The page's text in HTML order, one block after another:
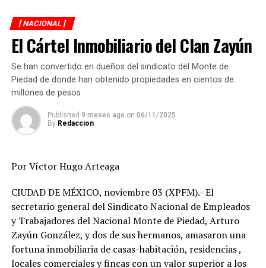
Asimismo, sostuvo que se han constituido redes
criminales.
“Ayer más de 300 migrantes eran llevados en tres
tractocamiones que los pone en riesgo en su salud”,
señaló.
Laura Elena Carrillo, de la Secretaría de Relaciones
Exteriores, indicó que, en este contexto, estos menores
Mientras que el Gobernador de Chiapas, sostuvo que en
la entidad están combatiendo a los traficantes.
México anunció el cierre de su frontera sur al tránsito
no esencial a partir de este viernes.
La Secretaría de Relaciones Exteriores (SRE) informó
que, tal como ya ocurre en la frontera con Estados
[ NACIONAL ]
El Cártel Inmobiliario del Clan Zayún
Se han convertido en dueños del sindicato del Monte de
Piedad de donde han obtenido propiedades en cientos de
millones de pesos
Published 9 meses ago on 06/11/2025
By Redaccion
Por Víctor Hugo Arteaga
CIUDAD DE MÉXICO, noviembre 03 (XPFM).- El
secretario general del Sindicato Nacional de Empleados
y Trabajadores del Nacional Monte de Piedad, Arturo
Zayún González, y dos de sus hermanos, amasaron una
fortuna inmobiliaria de casas-habitación, residencias ,
locales comerciales y fincas con un valor superior a los